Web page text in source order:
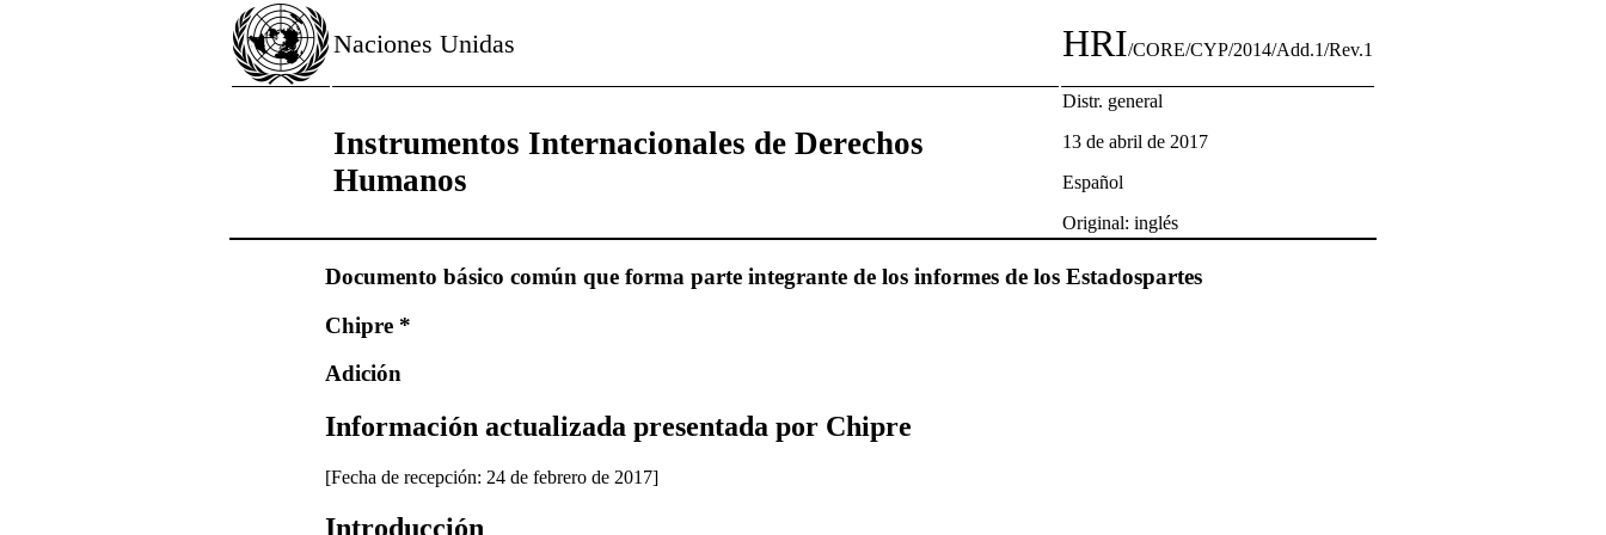
Naciones Unidas HRI/CORE/CYP/2014/Add.1/Rev.1
Instrumentos Internacionales de Derechos
Humanos
Distr. general
13 de abril de 2017
Español
Original: inglés
Documento básico común que forma parte integrante de los informes de los Estadospartes
Chipre *
Adición
Información actualizada presentada por Chipre
[Fecha de recepción: 24 de febrero de 2017]
Introducción